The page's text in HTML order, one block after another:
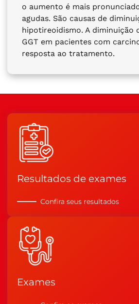
o aumento é mais
agudas. São causas de
hipotireoidismo. A diminuição
GGT em pacientes com
resposta ao tratamento.
Resultados de exames
Confira seus resultados
Exames